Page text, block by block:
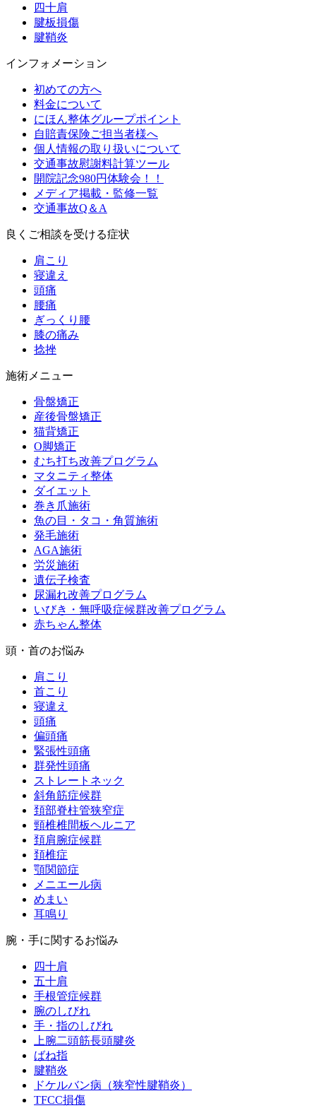
四十肩
腱板損傷
腱鞘炎
インフォメーション
初めての方へ
料金について
にほん整体グループポイント
自賠責保険ご担当者様へ
個人情報の取り扱いについて
交通事故慰謝料計算ツール
開院記念980円体験会！！
メディア掲載・監修一覧
交通事故Q＆A
良くご相談を受ける症状
肩こり
寝違え
頭痛
腰痛
ぎっくり腰
膝の痛み
捻挫
施術メニュー
骨盤矯正
産後骨盤矯正
猫背矯正
O脚矯正
むち打ち改善プログラム
マタニティ整体
ダイエット
巻き爪施術
魚の目・タコ・角質施術
発毛施術
AGA施術
労災施術
遺伝子検査
尿漏れ改善プログラム
いびき・無呼吸症候群改善プログラム
赤ちゃん整体
頭・首のお悩み
肩こり
首こり
寝違え
頭痛
偏頭痛
緊張性頭痛
群発性頭痛
ストレートネック
斜角筋症候群
頚部脊柱管狭窄症
頸椎椎間板ヘルニア
頚肩腕症候群
頚椎症
顎関節症
メニエール病
めまい
耳鳴り
腕・手に関するお悩み
四十肩
五十肩
手根管症候群
腕のしびれ
手・指のしびれ
上腕二頭筋長頭腱炎
ばね指
腱鞘炎
ドケルバン病（狭窄性腱鞘炎）
TFCC損傷